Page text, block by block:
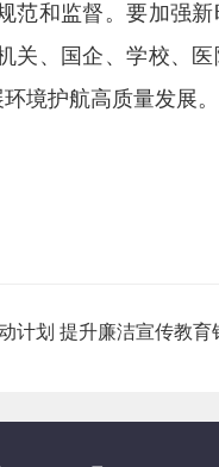
范和监督。要加强
关、国企、学校、
境护航高质量发展。
计划 提升廉洁宣传教育